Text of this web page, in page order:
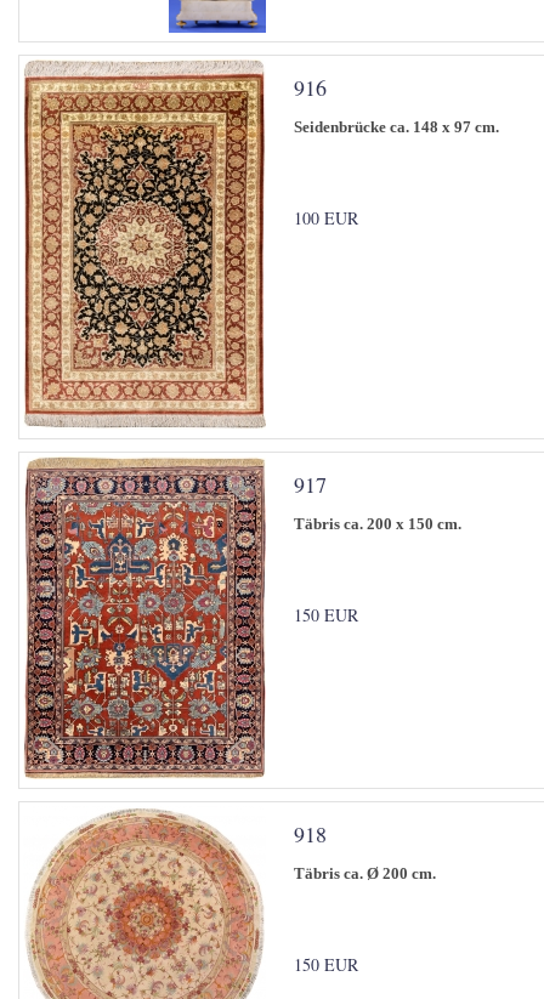
916
Seidenbrücke ca. 148 x 97 cm.
100 EUR
917
Täbris ca. 200 x 150 cm.
150 EUR
918
Täbris ca. Ø 200 cm.
150 EUR